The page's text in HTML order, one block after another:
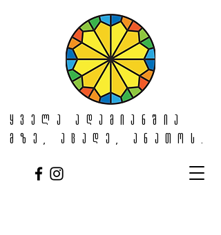
ყველა ადამიანშია
მზე, აცადე, ანათოს.